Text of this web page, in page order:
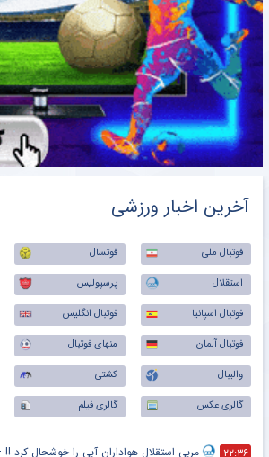
آخرین اخبار ورزشی
فوتبال ملی فوتسال
استقلال
پرسپولیس
فوتبال اسپانیا
فوتبال انگلیس
فوتبال آلمان
منهای فوتبال
والیبال
کشتی
گالری عکس
گالری فیلم
۲۲:۳۶ مربی استقلال هواداران آبی را خوشحال کرد